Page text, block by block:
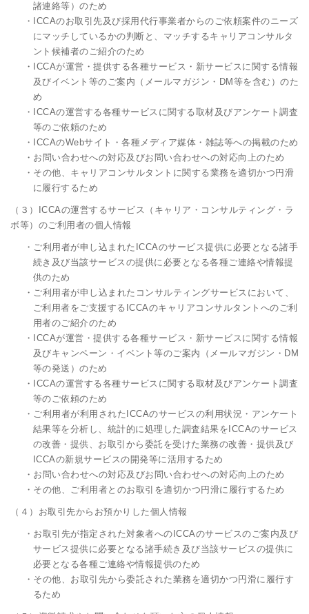
諸連絡等）のため
・ICCAのお取引先及び採用代行事業者からのご依頼案件のニーズ
にマッチしているかの判断と、マッチするキャリアコンサルタ
ント候補者のご紹介のため
・ICCAが運営・提供する各種サービス・新サービスに関する情報
及びイベント等のご案内（メールマガジン・DM等を含む）のた
め
・ICCAの運営する各種サービスに関する取材及びアンケート調査
等のご依頼のため
・ICCAのWebサイト・各種メディア媒体・雑誌等への掲載のため
・お問い合わせへの対応及びお問い合わせへの対応向上のため
・その他、キャリアコンサルタントに関する業務を適切かつ円滑
に履行するため
（３）ICCAの運営するサービス（キャリア・コンサルティング・ラ
ボ等）のご利用者の個人情報
・ご利用者が申し込まれたICCAのサービス提供に必要となる諸手
続き及び当該サービスの提供に必要となる各種ご連絡や情報提
供のため
・ご利用者が申し込まれたコンサルティングサービスにおいて、
ご利用者をご支援するICCAのキャリアコンサルタントへのご利
用者のご紹介のため
・ICCAが運営・提供する各種サービス・新サービスに関する情報
及びキャンペーン・イベント等のご案内（メールマガジン・DM
等の発送）のため
・ICCAの運営する各種サービスに関する取材及びアンケート調査
等のご依頼のため
・ご利用者が利用されたICCAのサービスの利用状況・アンケート
結果等を分析し、統計的に処理した調査結果をICCAのサービス
の改善・提供、お取引から委託を受けた業務の改善・提供及び
ICCAの新規サービスの開発等に活用するため
・お問い合わせへの対応及びお問い合わせへの対応向上のため
・その他、ご利用者とのお取引を適切かつ円滑に履行するため
（４）お取引先からお預かりした個人情報
・お取引先が指定された対象者へのICCAのサービスのご案内及び
サービス提供に必要となる諸手続き及び当該サービスの提供に
必要となる各種ご連絡や情報提供のため
・その他、お取引先から委託された業務を適切かつ円滑に履行す
るため